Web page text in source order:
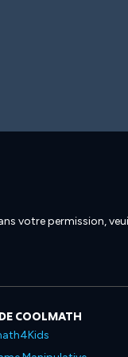
votre permission,
COOLMATH